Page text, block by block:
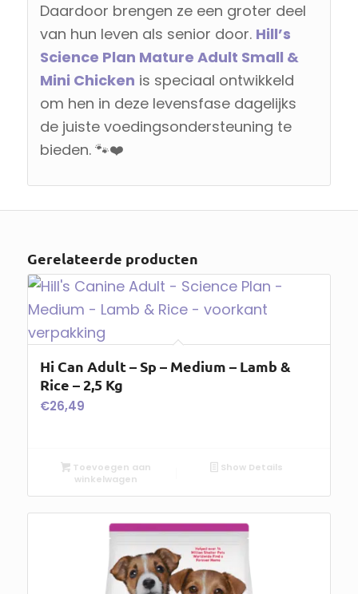
Daardoor brengen ze een groter deel
van hun leven als senior door. Hill’s
Science Plan Mature Adult Small &
Mini Chicken is speciaal ontwikkeld
om hen in deze levensfase dagelijks
de juiste voedingsondersteuning te
bieden. 🐾❤️
Gerelateerde producten
Hi Can Adult – Sp – Medium – Lamb &
Rice – 2,5 Kg
€26,49
Toevoegen aan
winkelwagen
Show Details